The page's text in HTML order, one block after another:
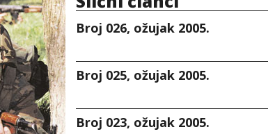
Broj 026, ožujak 2005.
Broj 025, ožujak 2005.
Broj 023, ožujak 2005.